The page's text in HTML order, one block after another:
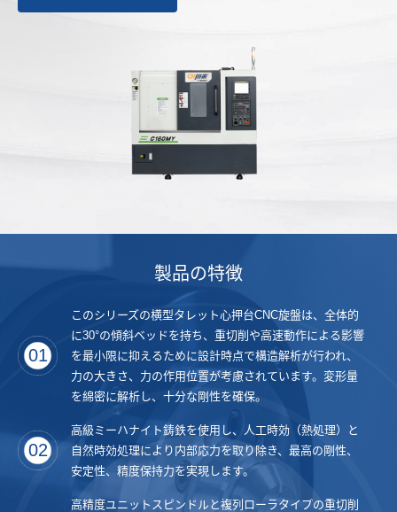
製品の特徴
01
このシリーズの横型タレット心押台CNC旋盤は、全体的
に30°の傾斜ベッドを持ち、重切削や高速動作による影響
を最小限に抑えるために設計時点で構造解析が行われ、
力の大きさ、力の作用位置が考慮されています。変形量
を綿密に解析し、十分な剛性を確保。
02
高級ミーハナイト鋳鉄を使用し、人工時効（熱処理）と
自然時効処理により内部応力を取り除き、最高の剛性、
安定性、精度保持力を実現します。
高精度ユニットスピンドルと複列ローラタイプの重切削